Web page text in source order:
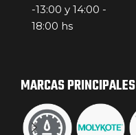
-13:00 y 14:00 -
18:00 hs
MARCAS PRINCIPALES